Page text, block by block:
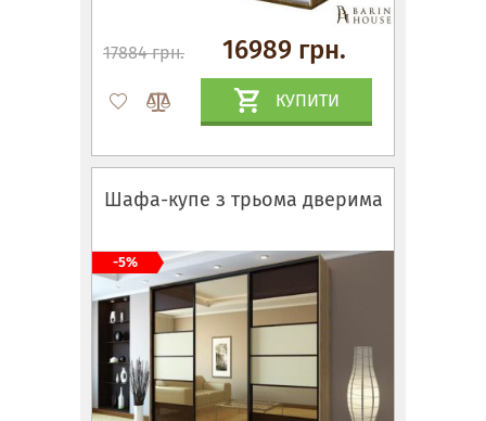
17884 грн. 16989 грн.
КУПИТИ
Шафа-купе з трьома дверима
-5%